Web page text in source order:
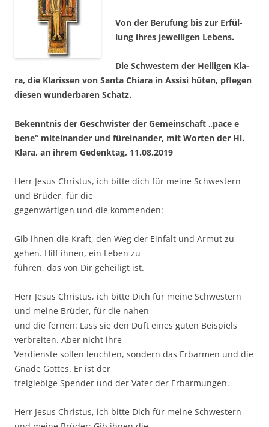
Von der Beru­fung bis zur Erfül­
lung ihres jewei­li­gen Lebens.
Die Schwes­tern der Hei­li­gen Kla­
ra, die Kla­ris­sen von San­ta Chia­ra in Assi­si hüten, pfle­gen
die­sen wun­der­ba­ren Schatz.
Bekennt­nis der Geschwis­ter der Gemein­schaft „pace e
bene“ mit­ein­an­der und für­ein­an­der, mit Wor­ten der Hl.
Kla­ra, an ihrem Gedenk­tag, 11.08.2019
Herr Jesus Chris­tus, ich bit­te dich für mei­ne Schwes­tern
und Brü­der, für die
gegen­wär­ti­gen und die kommenden:
Gib ihnen die Kraft, den Weg der Ein­falt und Armut zu
gehen. Hilf ihnen, ein Leben zu
füh­ren, das von Dir gehei­ligt ist.
Herr Jesus Chris­tus, ich bit­te Dich für mei­ne Schwes­tern
und mei­ne Brü­der, für die nahen
und die fer­nen: Lass sie den Duft eines guten Bei­spiels
ver­brei­ten. Aber nicht ihre
Ver­diens­te sol­len leuch­ten, son­dern das Erbar­men und die
Gna­de Got­tes. Er ist der
frei­gie­bi­ge Spen­der und der Vater der Erbarmungen.
Herr Jesus Chris­tus, ich bit­te Dich für mei­ne Schwes­tern